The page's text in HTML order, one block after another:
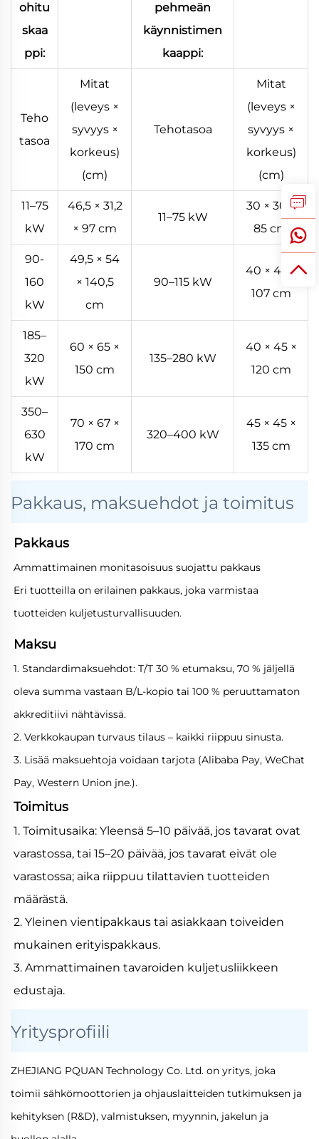
ohitu
skaa
ppi:
pehmeän
käynnistimen
kaappi:
Teho
tasoa
Mitat
(leveys ×
syvyys ×
korkeus)
(cm)
Tehotasoa
Mitat
(leveys ×
syvyys ×
korkeus)
(cm)
11–75
kW
46,5 × 31,2
× 97 cm
11–75 kW
30 × 30 ×
85 cm
90-
160
kW
49,5 × 54
× 140,5
cm
90–115 kW
40 × 45 ×
107 cm
185–
320
kW
60 × 65 ×
150 cm
135–280 kW
40 × 45 ×
120 cm
350–
630
kW
70 × 67 ×
170 cm
320–400 kW
45 × 45 ×
135 cm
Pakkaus, maksuehdot ja toimitus
Pakkaus
Ammattimainen monitasoisuus suojattu pakkaus
Eri tuotteilla on erilainen pakkaus, joka varmistaa
tuotteiden kuljetusturvallisuuden.
Maksu
1. Standardimaksuehdot: T/T 30 % etumaksu, 70 % jäljellä
oleva summa vastaan B/L-kopio tai 100 % peruuttamaton
akkreditiivi nähtävissä.
2. Verkkokaupan turvaus tilaus – kaikki riippuu sinusta.
3. Lisää maksuehtoja voidaan tarjota (Alibaba Pay, WeChat
Pay, Western Union jne.).
Toimitus
1. Toimitusaika: Yleensä 5–10 päivää, jos tavarat ovat
varastossa, tai 15–20 päivää, jos tavarat eivät ole
varastossa; aika riippuu tilattavien tuotteiden
määrästä.
2. Yleinen vientipakkaus tai asiakkaan toiveiden
mukainen erityispakkaus.
3. Ammattimainen tavaroiden kuljetusliikkeen
edustaja.
Yritysprofiili
ZHEJIANG PQUAN Technology Co. Ltd. on yritys, joka
toimii sähkömoottorien ja ohjauslaitteiden tutkimuksen ja
kehityksen (R&D), valmistuksen, myynnin, jakelun ja